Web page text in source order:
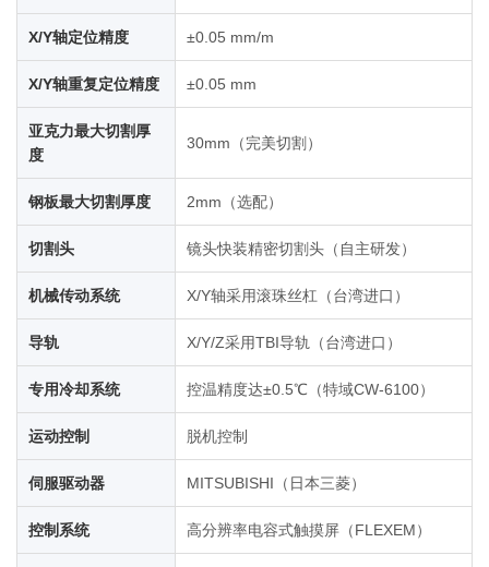
X/Y轴定位精度 ±0.05 mm/m
X/Y轴重复定位精度 ±0.05 mm
亚克力最大切割厚
度
30mm（完美切割）
钢板最大切割厚度 2mm（选配）
切割头 镜头快装精密切割头（自主研发）
机械传动系统 X/Y轴采用滚珠丝杠（台湾进口）
导轨 X/Y/Z采用TBI导轨（台湾进口）
专用冷却系统 控温精度达±0.5℃（特域CW-6100）
运动控制 脱机控制
伺服驱动器 MITSUBISHI（日本三菱）
控制系统 高分辨率电容式触摸屏（FLEXEM）